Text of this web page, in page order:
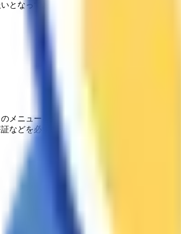
となっておりますので、現金のご用意をお願い
メニューをお選びください。 ご希望診療時
などを必ずご持参下さい。また、当院は現金